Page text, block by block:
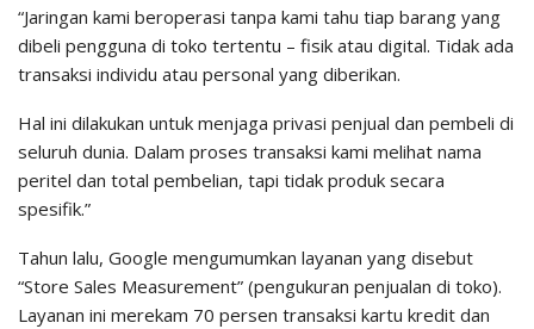
“Jaringan kami beroperasi tanpa kami tahu tiap barang yang
dibeli pengguna di toko tertentu – fisik atau digital. Tidak ada
transaksi individu atau personal yang diberikan.
Hal ini dilakukan untuk menjaga privasi penjual dan pembeli di
seluruh dunia. Dalam proses transaksi kami melihat nama
peritel dan total pembelian, tapi tidak produk secara
spesifik.”
Tahun lalu, Google mengumumkan layanan yang disebut
“Store Sales Measurement” (pengukuran penjualan di toko).
Layanan ini merekam 70 persen transaksi kartu kredit dan